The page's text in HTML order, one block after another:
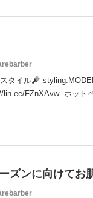
タイル
lin.ee/FZnXAvw ホット
ズンに向けてお